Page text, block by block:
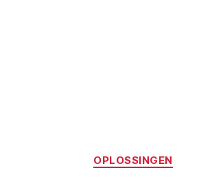
Categorieën
OPLOSSINGEN